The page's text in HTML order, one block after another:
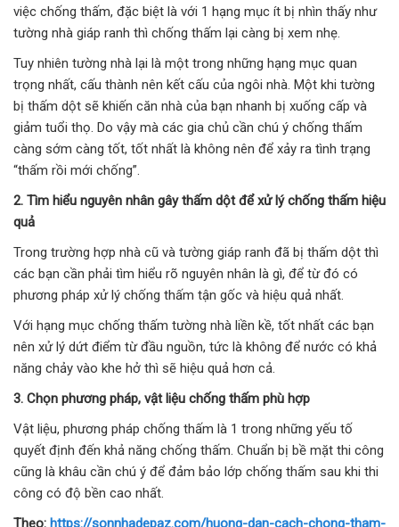
việc chống thấm, đặc biệt là với 1 hạng mục ít bị nhìn thấy như
tường nhà giáp ranh thì chống thấm lại càng bị xem nhẹ.
Tuy nhiên tường nhà lại là một trong những hạng mục quan
trọng nhất, cấu thành nên kết cấu của ngôi nhà. Một khi tường
bị thấm dột sẽ khiến căn nhà của bạn nhanh bị xuống cấp và
giảm tuổi thọ. Do vậy mà các gia chủ cần chú ý chống thấm
càng sớm càng tốt, tốt nhất là không nên để xảy ra tình trạng
“thấm rồi mới chống”.
2. Tìm hiểu nguyên nhân gây thấm dột để xử lý chống thấm hiệu
quả
Trong trường hợp nhà cũ và tường giáp ranh đã bị thấm dột thì
các bạn cần phải tìm hiểu rõ nguyên nhân là gì, để từ đó có
phương pháp xử lý chống thấm tận gốc và hiệu quả nhất.
Với hạng mục chống thấm tường nhà liền kề, tốt nhất các bạn
nên xử lý dứt điểm từ đầu nguồn, tức là không để nước có khả
năng chảy vào khe hở thì sẽ hiệu quả hơn cả.
3. Chọn phương pháp, vật liệu chống thấm phù hợp
Vật liệu, phương pháp chống thấm là 1 trong những yếu tố
quyết định đến khả năng chống thấm. Chuẩn bị bề mặt thi công
cũng là khâu cần chú ý để đảm bảo lớp chống thấm sau khi thi
công có độ bền cao nhất.
Theo: https://sonnhadepaz.com/huong-dan-cach-chong-tham-